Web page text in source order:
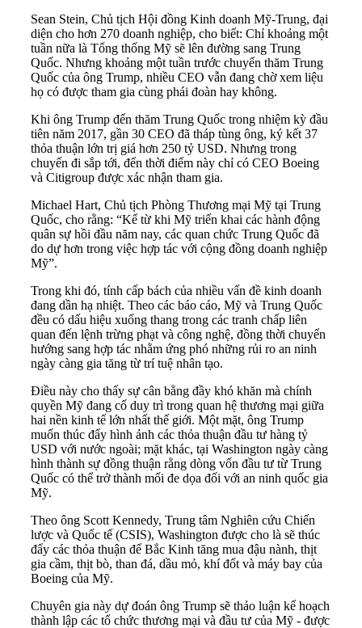
Sean Stein, Chủ tịch Hội đồng Kinh doanh Mỹ-Trung, đại
diện cho hơn 270 doanh nghiệp, cho biết: Chỉ khoảng một
tuần nữa là Tổng thống Mỹ sẽ lên đường sang Trung
Quốc. Nhưng khoảng một tuần trước chuyến thăm Trung
Quốc của ông Trump, nhiều CEO vẫn đang chờ xem liệu
họ có được tham gia cùng phái đoàn hay không.
Khi ông Trump đến thăm Trung Quốc trong nhiệm kỳ đầu
tiên năm 2017, gần 30 CEO đã tháp tùng ông, ký kết 37
thỏa thuận lớn trị giá hơn 250 tỷ USD. Nhưng trong
chuyến đi sắp tới, đến thời điểm này chỉ có CEO Boeing
và Citigroup được xác nhận tham gia.
Michael Hart, Chủ tịch Phòng Thương mại Mỹ tại Trung
Quốc, cho rằng: “Kể từ khi Mỹ triển khai các hành động
quân sự hồi đầu năm nay, các quan chức Trung Quốc đã
do dự hơn trong việc hợp tác với cộng đồng doanh nghiệp
Mỹ”.
Trong khi đó, tính cấp bách của nhiều vấn đề kinh doanh
đang dần hạ nhiệt. Theo các báo cáo, Mỹ và Trung Quốc
đều có dấu hiệu xuống thang trong các tranh chấp liên
quan đến lệnh trừng phạt và công nghệ, đồng thời chuyển
hướng sang hợp tác nhằm ứng phó những rủi ro an ninh
ngày càng gia tăng từ trí tuệ nhân tạo.
Điều này cho thấy sự cân bằng đầy khó khăn mà chính
quyền Mỹ đang cố duy trì trong quan hệ thương mại giữa
hai nền kinh tế lớn nhất thế giới. Một mặt, ông Trump
muốn thúc đẩy hình ảnh các thỏa thuận đầu tư hàng tỷ
USD với nước ngoài; mặt khác, tại Washington ngày càng
hình thành sự đồng thuận rằng dòng vốn đầu tư từ Trung
Quốc có thể trở thành mối đe dọa đối với an ninh quốc gia
Mỹ.
Theo ông Scott Kennedy, Trung tâm Nghiên cứu Chiến
lược và Quốc tế (CSIS), Washington được cho là sẽ thúc
đẩy các thỏa thuận để Bắc Kinh tăng mua đậu nành, thịt
gia cầm, thịt bò, than đá, dầu mỏ, khí đốt và máy bay của
Boeing của Mỹ.
Chuyên gia này dự đoán ông Trump sẽ thảo luận kế hoạch
thành lập các tổ chức thương mại và đầu tư của Mỹ - được